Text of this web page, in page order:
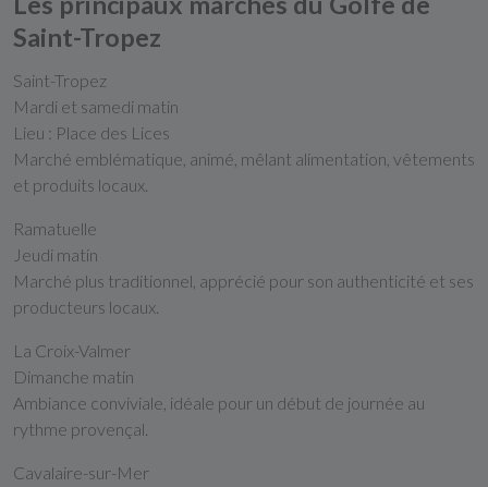
Saint-Tropez
Saint-Tropez
Mardi et samedi matin
Lieu : Place des Lices
Marché emblématique, animé, mêlant alimentation, vêtements
et produits locaux.
Ramatuelle
Jeudi matin
Marché plus traditionnel, apprécié pour son authenticité et ses
producteurs locaux.
La Croix-Valmer
Dimanche matin
Ambiance conviviale, idéale pour un début de journée au
rythme provençal.
Cavalaire-sur-Mer